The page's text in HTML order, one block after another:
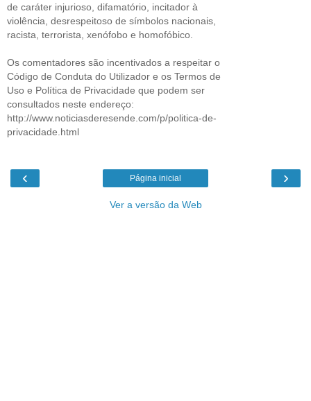
de caráter injurioso, difamatório, incitador à
violência, desrespeitoso de símbolos nacionais,
racista, terrorista, xenófobo e homofóbico.
Os comentadores são incentivados a respeitar o
Código de Conduta do Utilizador e os Termos de
Uso e Política de Privacidade que podem ser
consultados neste endereço:
http://www.noticiasderesende.com/p/politica-de-
privacidade.html
‹ ›
Página inicial
Ver a versão da Web